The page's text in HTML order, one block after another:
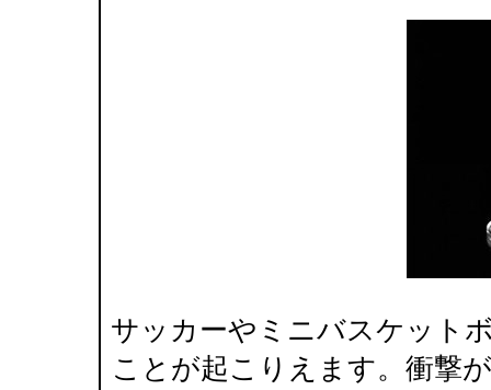
サッカーやミニバスケット
ことが起こりえます。衝撃